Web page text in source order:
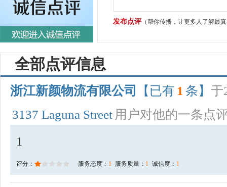
发布点评（帮你传播，让更多人了解最
全部点评信息
浙江新颜物流有限公司 【已有 1 条】 于
3137 Laguna Street 用户对他的一条点
1
评分： 服务态度： 1 服务质量： 1 诚信度： 1